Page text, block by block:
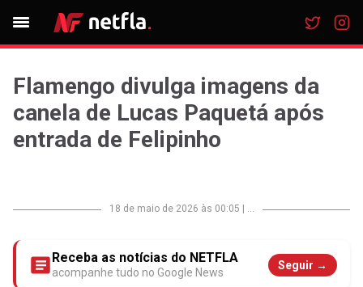
Flamengo divulga imagens da
canela de Lucas Paquetá após
entrada de Felipinho
18 de maio de 2026 às 00:05 ...
Receba as notícias do NETFLA
acompanhe tudo no Google News
Seguir →